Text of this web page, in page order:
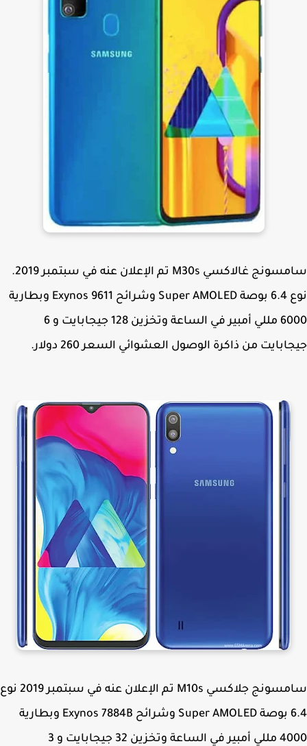
سامسونج غالاكسي M30s تم الإعلان عنه في سبتمبر 2019.
نوع 6.4 بوصة Super AMOLED وشرائح Exynos 9611 وبطارية
6000 مللي أمبير في الساعة وتخزين 128 جيجابايت و 6
من ذاكرة الوصول العشوائي السعر 260 دولار.
سامسونج جلاكسي M10s تم الإعلان عنه في سبتمبر 2019 نوع
6.4 بوصة Super AMOLED وشرائح Exynos 7884B وبطارية
4000 مللي أمبير في الساعة وتخزين 32 جيجابايت و 3